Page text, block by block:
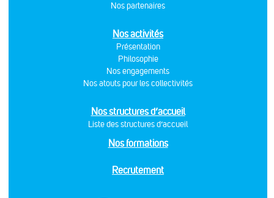
Nos partenaires
Nos activités
Présentation
Philosophie
Nos engagements
Nos atouts pour les collectivités
Nos structures d’accueil
Liste des structures d’accueil
Nos formations
Recrutement